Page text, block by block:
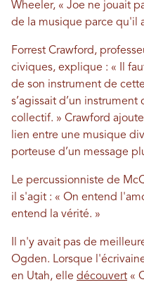
Wheeler, « Joe ne jouait
de la musique parce qu'il
Forrest Crawford,
civiques, explique : « Il
de son instrument de
s’agissait d’un instrument
collectif. » Crawford
lien entre une musique
porteuse d’un message
Le percussionniste de
il s'agit : « On entend
entend la vérité. »
Il n'y avait pas de
Ogden. Lorsque
en Utah, elle découvert «